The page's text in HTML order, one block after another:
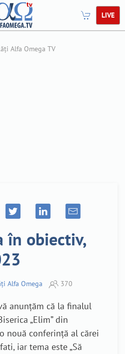
LIVE
Alfa Omega TV
în obiectiv,
Alfa Omega 370
anunțăm că la finalul
„Elim” din
nouă conferință al cărei
iar tema este „Să